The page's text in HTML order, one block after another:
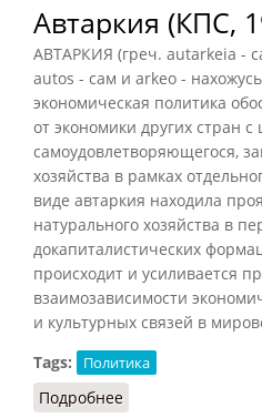
Автаркия (КПС,
АВТАРКИЯ (греч. autarkeia -
autos - сам и arkeo - нахожусь
экономическая политика
от экономики других стран
самоудовлетворяющегося,
хозяйства в рамках
виде автаркия находила
натурального хозяйства в
докапиталистических
происходит и усиливается
взаимозависимости
и культурных связей в
Tags:
Политика
Подробнее